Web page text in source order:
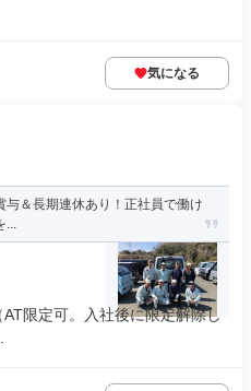
気になる
与＆長期連休あり！正社員で働け
...
限定可。入社後に限定解除し